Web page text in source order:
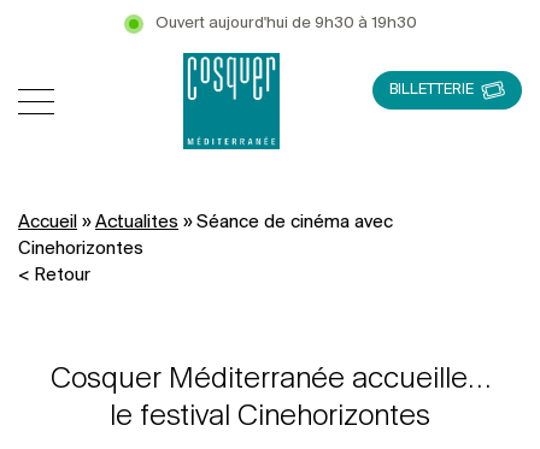
Ouvert aujourd'hui de 9h30 à 19h30
BILLETTERIE
Accueil »Actualites »Séance de cinéma avec
Cinehorizontes
< Retour
Cosquer Méditerranée accueille…
le festival Cinehorizontes